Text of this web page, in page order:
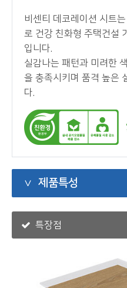
비센티 데코레이션 시트
로 건강 친화형 주택건설
입니다.
실감나는 패턴과 미려한
을 충족시키며 품격 높은
다.
제품특성
특장점